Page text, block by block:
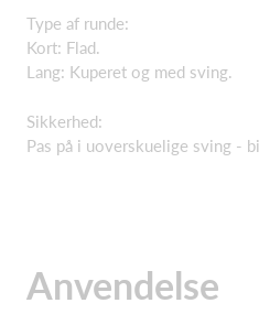
Type af runde:
Kort: Flad.
Lang: Kuperet og med sving.
Sikkerhed:
Pas på i uoverskuelige sving -
Anvendelse